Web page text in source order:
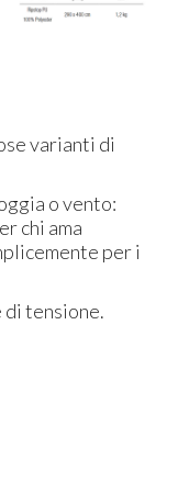
varianti di
o vento:
chi ama
per i
di tensione.